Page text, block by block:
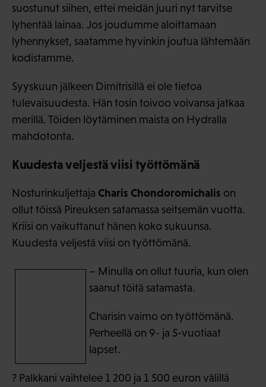
suostunut siihen, ettei meidän juuri nyt tarvitse
lyhentää lainaa. Jos joudumme aloittamaan
lyhennykset, saatamme hyvinkin joutua lähtemään
kodistamme.
Syyskuun jälkeen Dimitrisillä ei ole tietoa
tulevaisuudesta. Hän tosin toivoo voivansa jatkaa
merillä. Töiden löytäminen maista on Hydralla
mahdotonta.
Kuudesta veljestä viisi työttömänä
Nosturinkuljettaja Charis Chondoromichalis on
ollut töissä Pireuksen satamassa seitsemän vuotta.
Kriisi on vaikuttanut hänen koko sukuunsa.
Kuudesta veljestä viisi on työttömänä.
– Minulla on ollut tuuria, kun olen
saanut töitä satamasta.
Charisin vaimo on työttömänä.
Perheellä on 9- ja 5-vuotiaat
lapset.
? Palkkani vaihtelee 1 200 ja 1 500 euron välillä